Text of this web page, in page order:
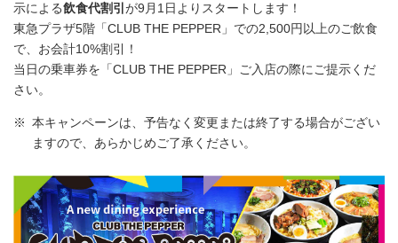
示による飲食代割引 が9月1日よりスタートします！
東急プラザ5階「CLUB THE PEPPER」での2,500円以上のご飲食
で、お会計10%割引！
当日の乗車券を「CLUB THE PEPPER」ご入店の際にご提示くだ
さい。
※ 本キャンペーンは、予告なく変更または終了する場合がござい
ますので、あらかじめご了承ください。